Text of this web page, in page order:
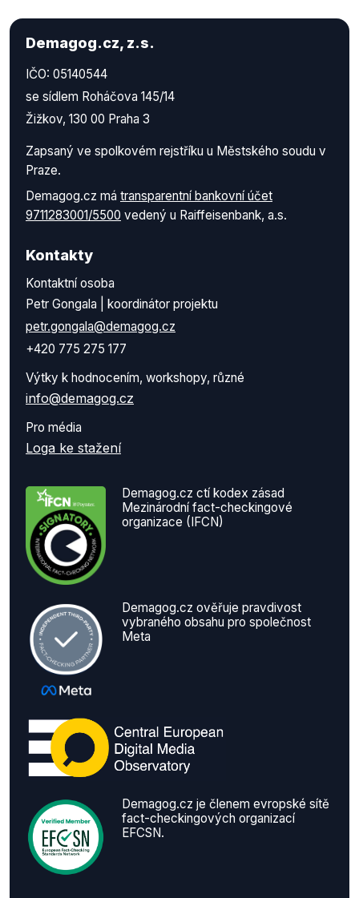
Demagog.cz, z.s.
IČO: 05140544
se sídlem Roháčova 145/14
Žižkov, 130 00 Praha 3
Zapsaný ve spolkovém rejstříku u Městského soudu v
Praze.
Demagog.cz má transparentní bankovní účet
9711283001/5500 vedený u Raiffeisenbank, a.s.
Kontakty
Kontaktní osoba
Petr Gongala | koordinátor projektu
petr.gongala@demagog.cz
+420 775 275 177
Výtky k hodnocením, workshopy, různé
info@demagog.cz
Pro média
Loga ke stažení
Demagog.cz ctí kodex zásad
Mezinárodní fact-checkingové
organizace (IFCN)
Demagog.cz ověřuje pravdivost
vybraného obsahu pro společnost
Meta
Demagog.cz je členem evropské sítě
fact-checkingových organizací
EFCSN.